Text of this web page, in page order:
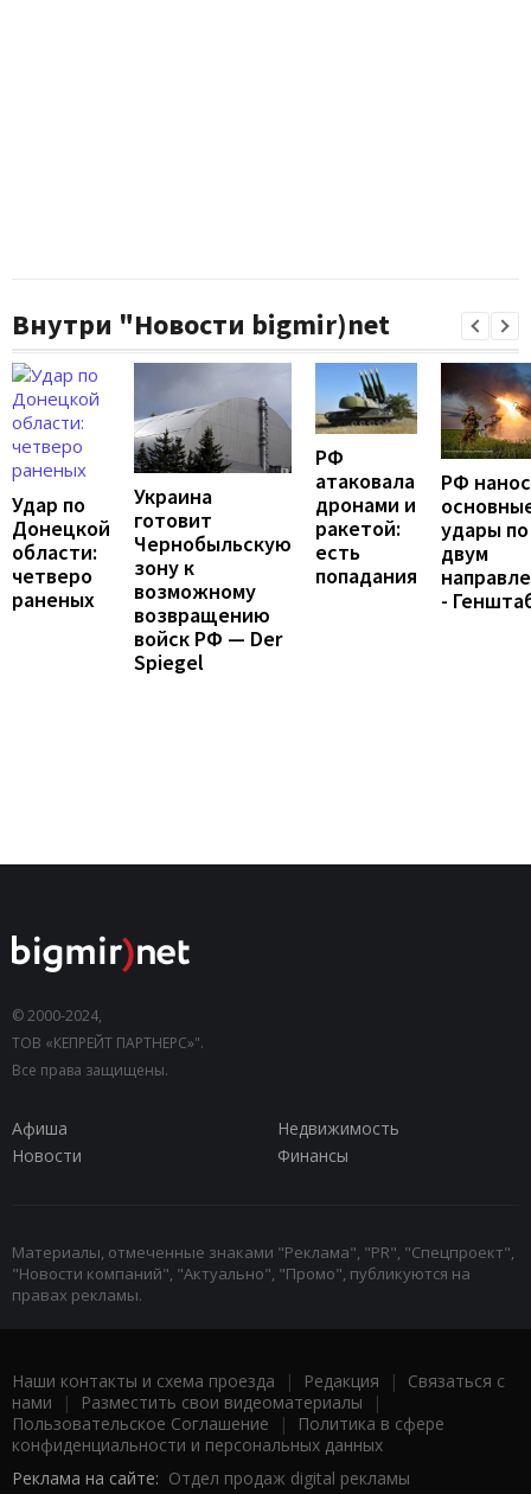
Внутри "Новости bigmir)net
Удар по
Донецкой
области:
четверо
раненых
Украина
готовит
Чернобыльскую
зону к
возможному
возвращению
войск РФ — Der
Spiegel
РФ
атаковала
дронами и
ракетой:
есть
попадания
РФ
удары по
двум
-
© 2000-2024,
ТОВ «КЕПРЕЙТ ПАРТНЕРС»".
Все права защищены.
Афиша
Недвижимость
Новости
Финансы
Материалы, отмеченные знаками "Реклама", "PR", "Спецпроект",
"Новости компаний", "Актуально", "Промо", публикуются на
правах рекламы.
Наши контакты и схема проезда | Редакция | Связаться с
нами | Разместить свои видеоматериалы |
Пользовательское Соглашение |
Политика в сфере
конфиденциальности и персональных данных
Реклама на сайте: Отдел продаж digital рекламы